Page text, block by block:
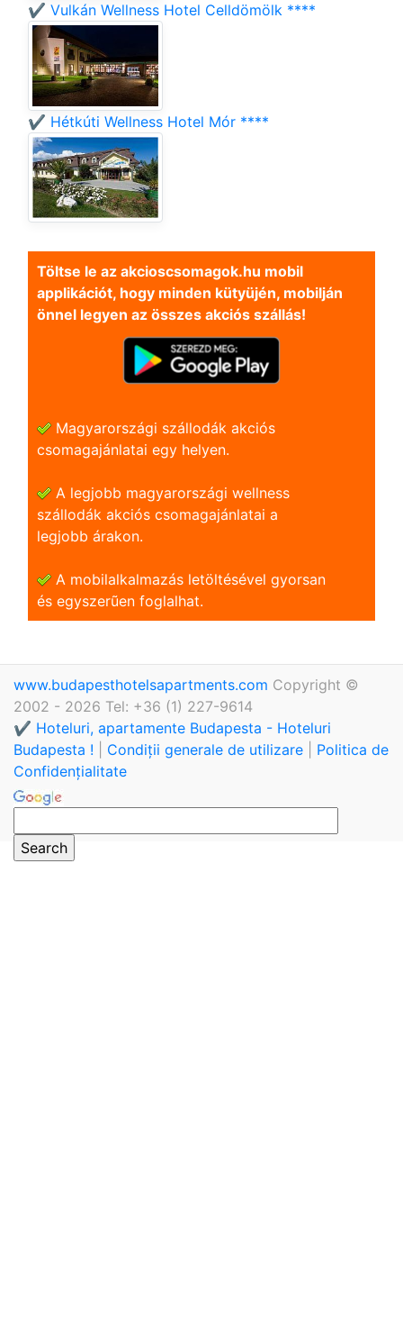
✔️ Vulkán Wellness Hotel Celldömölk ****
✔️ Hétkúti Wellness Hotel Mór ****
Töltse le az akcioscsomagok.hu mobil
applikációt, hogy minden kütyüjén, mobilján
önnel legyen az összes akciós szállás!
Magyarországi szállodák akciós
csomagajánlatai egy helyen.
A legjobb magyarországi wellness
szállodák akciós csomagajánlatai a
legjobb árakon.
A mobilalkalmazás letöltésével gyorsan
és egyszerũen foglalhat.
www.budapesthotelsapartments.com Copyright ©
2002 - 2026 Tel: +36 (1) 227-9614
✔️ Hoteluri, apartamente Budapesta - Hoteluri
Budapesta !
Condiții generale de utilizare
Politica de
Confidențialitate